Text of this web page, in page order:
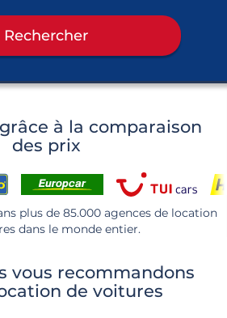
Rechercher
à la comparaison
des prix
plus de 85.000 agences de location
dans le monde entier.
vous recommandons
de voitures